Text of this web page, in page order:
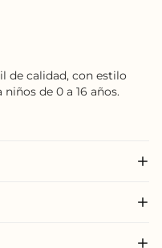
de calidad, con estilo
de 0 a 16 años.